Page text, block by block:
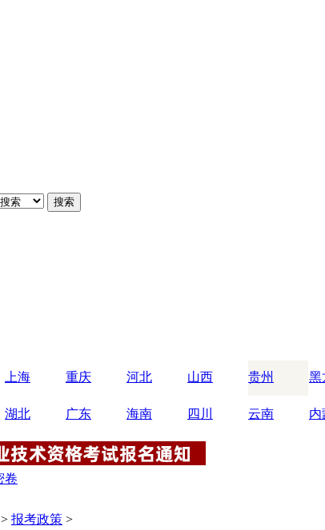
搜索
上海 重庆 河北 山西 贵州 黑
湖北 广东 海南 四川 云南 内
> 报考政策 >